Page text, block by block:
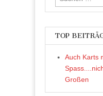
nach:
TOP
Auch Karts
Großen